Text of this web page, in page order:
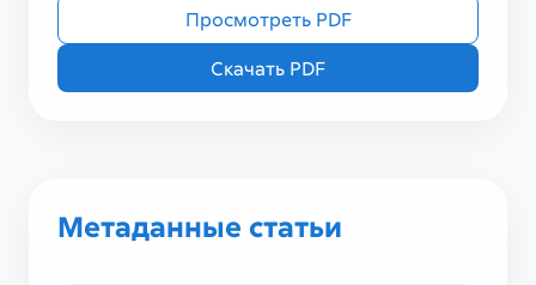
УЗ ГУМ IV (84)Просмотреть PDF
Скачать PDF
Метаданные статьи